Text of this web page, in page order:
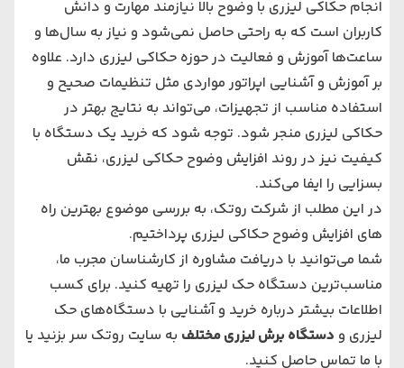
انجام حکاکی لیزری با وضوح بالا نیازمند مهارت و دانش
کاربران است که به راحتی حاصل نمی‌شود و نیاز به سال‌‌ها و
ساعت‌ها آموزش و فعالیت در حوزه حکاکی لیزری دارد. علاوه
بر آموزش و آشنایی اپراتور مواردی مثل تنظیمات صحیح و
استفاده مناسب از تجهیزات، می‌تواند به نتایج بهتر در
حکاکی لیزری منجر شود. توجه شود که خرید یک دستگاه با
کیفیت نیز در روند افزایش وضوح حکاکی لیزری، نقش
بسزایی را ایفا می‌کند.
در این مطلب از شرکت روتک، به بررسی موضوع بهترین راه‌
های افزایش وضوح حکاکی لیزری پرداختیم.
شما می‌توانید با دریافت مشاوره از کارشناسان مجرب ما،
مناسب‌ترین دستگاه حک لیزری را تهیه کنید. برای کسب
اطلاعات بیشتر درباره خرید و آشنایی با دستگاه‌های حک
لیزری و دستگاه برش لیزریمختلف به سایت روتک سر بزنید یا
با ما تماس حاصل کنید.